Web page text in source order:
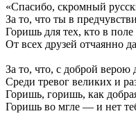
«Спасибо, скромный
За то, что ты в
Горишь для тех, кто в
От всех друзей отчаянно
За то, что, с доброй верою
Среди тревог великих и
Горишь, горишь, как
Горишь во мгле — и нет